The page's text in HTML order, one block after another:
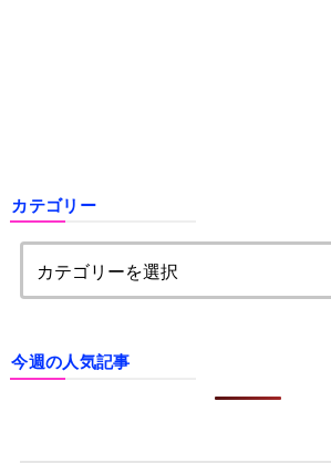
カテゴリー
今週の人気記事